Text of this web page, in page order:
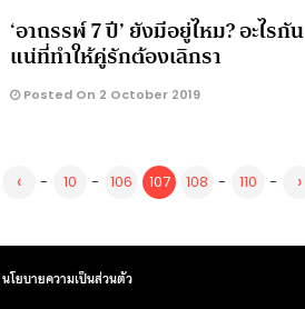
‘อาถรรพ์ 7 ปี’ ยังมีอยู่ไหม? อะไรกัน
แน่ที่ทำให้คู่รักต้องเลิกรา
Posted On 2 October 2019
‹ - 10 - 106 107 108 - 110 - ›
นโยบายความเป็นส่วนตัว